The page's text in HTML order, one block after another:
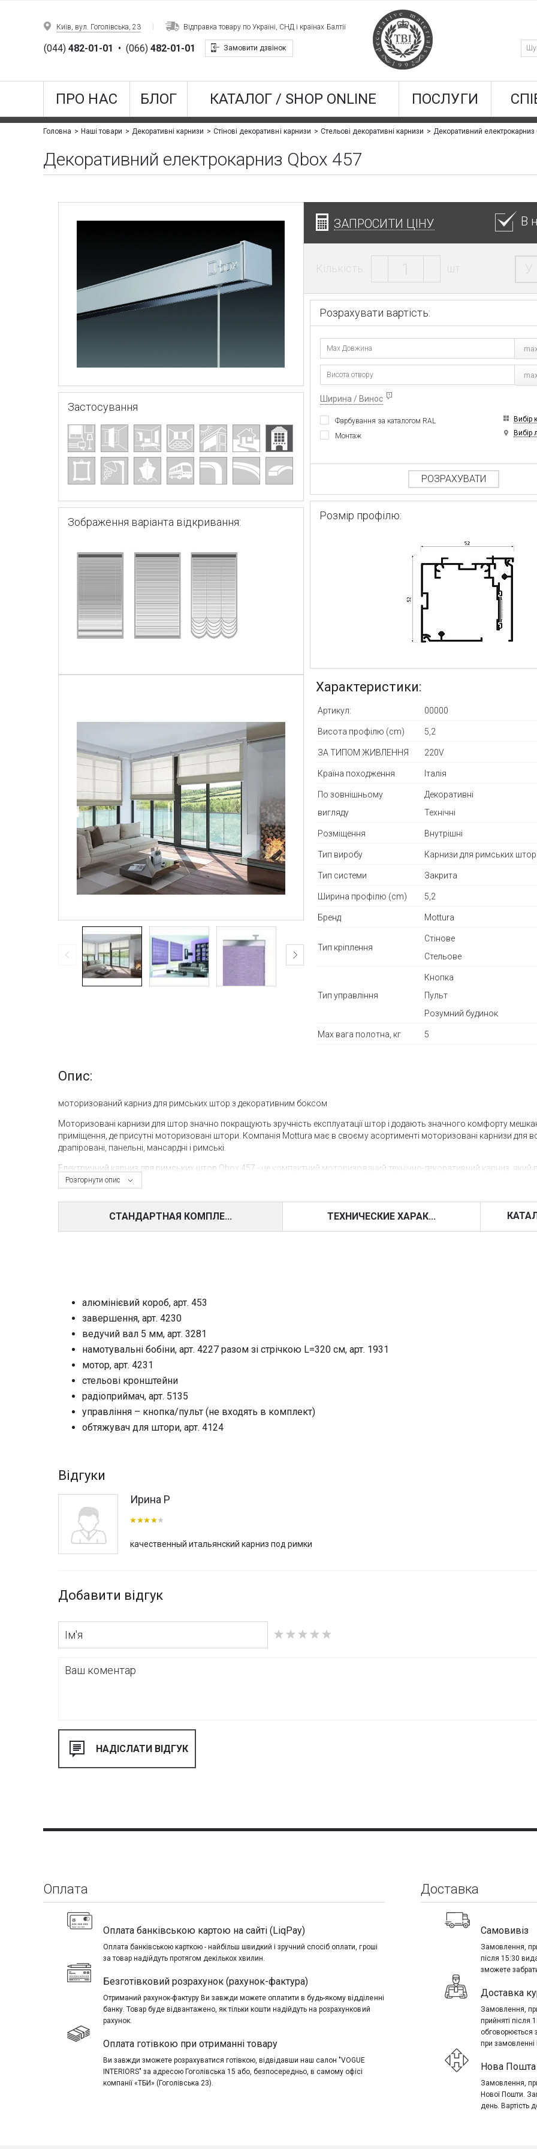
Київ, вул. Гоголівська, 23 Відправка товару по Україні, СНД і країнах Балтії
(044)482-01-01 • (066)482-01-01 Замовити дзвінок
ПРО НАС БЛОГ КАТАЛОГ / SHOP ONLINE ПОСЛУГИ
Головна Наші товари Декоративні карнизи Стінові декоративні карнизи Стельові декоративні карнизи Декоративний електрокарниз
Декоративний електрокарниз Qbox 457
Застосування
Зображення варіанта відкривання:
ЗАПРОСИТИ ЦІНУ В
Кількість: шт. У
Розрахувати вартість:
Ширина / Винос
Фарбування за каталогом RAL
Монтаж
Вибір
Вибір
РОЗРАХУВАТИ
Розмір профілю:
Характеристики:
Артикул: 00000
Висота профілю (cm) 5,2
ЗА ТИПОМ ЖИВЛЕННЯ 220V
Країна походження Італія
По зовнішньому
вигляду
Декоративні
Технічні
Розміщення Внутрішні
Тип виробу Карнизи для римських штор
Тип системи Закрита
Ширина профілю (cm) 5,2
Бренд Mottura
Тип кріплення
Стінове
Стельове
Тип управління
Кнопка
Пульт
Розумний будинок
Max вага полотна, кг 5
Розгорнути опис
Опис:
моторизований карниз для римських штор з декоративним боксом
Моторизовані карнизи для штор значно покращують зручність експлуатації штор і додають значного комфорту
приміщення, де присутні моторизовані штори. Компанія Mottura має в своєму асортименті моторизовані карнизи для
драпіровані, панельні, мансардні і римські.
Електричний карниз для римських штор Qbox 457 - це компактний моторизований технічно-декоративний карниз, який
для використання в житлових і комерційних приміщеннях і може не тільки виконувати функцію вертикального
при Lмах = 500 cm, Hмах = 300 cm і вагою полотна до 5 кг.
Електрична карнизная система Qbox 457 оснащена алюмінієвим боксом з торцевими заглушками з протиударного
солцнцезащітине системи MOTTURA. Замовити моторизовані карнизи з доставкою по Україні можна в нашому інтернет-
СТАНДАРТНАЯ КОМПЛЕ... ТЕХНИЧЕСКИЕ ХАРАК...
алюмінієвий короб, арт. 453
завершення, арт. 4230
ведучий вал 5 мм, арт. 3281
намотувальні бобіни, арт. 4227 разом зі стрічкою L=320 см, арт. 1931
мотор, арт. 4231
стельові кронштейни
радіоприймач, арт. 5135
управління – кнопка/пульт (не входять в комплект)
обтяжувач для штори, арт. 4124
Відгуки
Ирина Р
качественный итальянский карниз под римки
Добавити відгук
Оплата
Оплата банківською картою на сайті (LiqPay)
Оплата банківською карткою - найбільш швидкий і зручний спосіб оплати, гроші
за товар надійдуть протягом декількох хвилин.
Безготівковий розрахунок (рахунок-фактура)
Отриманий рахунок-фактуру Ви завжди можете оплатити в будь-якому відділенні
банку. Товар буде відвантажено, як тільки кошти надійдуть на розрахунковий
рахунок.
Оплата готівкою при отриманні товару
Ви завжди зможете розрахуватися готівкою, відвідавши наш салон "VOGUE
INTERIORS" за адресою Гоголівська 15 або, безпосередньо, в самому офісі
компанії «ТБИ» (Гоголівська 23).
Доставка
Самовивіз
Замовлення,
після 15:30
зможете
Доставка
Замовлення,
прийняті після
обговорюється
при замовленні
Нова Пошта
Замовлення,
Нової Пошти.
день. Вартість